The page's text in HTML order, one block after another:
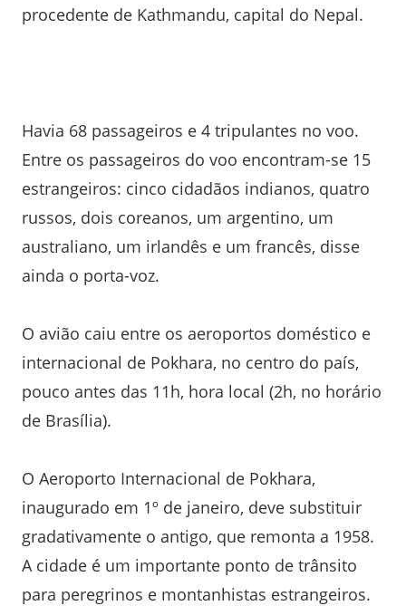
procedente de Kathmandu, capital do Nepal.
Havia 68 passageiros e 4 tripulantes no voo.
Entre os passageiros do voo encontram-se 15
estrangeiros: cinco cidadãos indianos, quatro
russos, dois coreanos, um argentino, um
australiano, um irlandês e um francês, disse
ainda o porta-voz.
O avião caiu entre os aeroportos doméstico e
internacional de Pokhara, no centro do país,
pouco antes das 11h, hora local (2h, no horário
de Brasília).
O Aeroporto Internacional de Pokhara,
inaugurado em 1º de janeiro, deve substituir
gradativamente o antigo, que remonta a 1958.
A cidade é um importante ponto de trânsito
para peregrinos e montanhistas estrangeiros.